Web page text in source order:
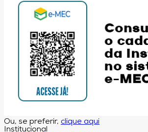
Ou, se preferir, clique aqui
Institucional